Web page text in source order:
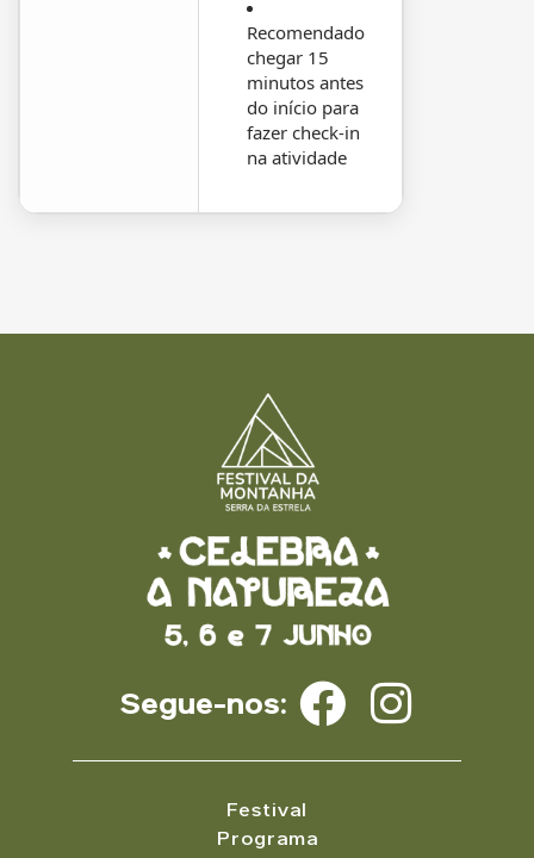
Recomendado
chegar 15
minutos antes
do início para
fazer check-in
na atividade
Segue-nos:
Festival
Programa